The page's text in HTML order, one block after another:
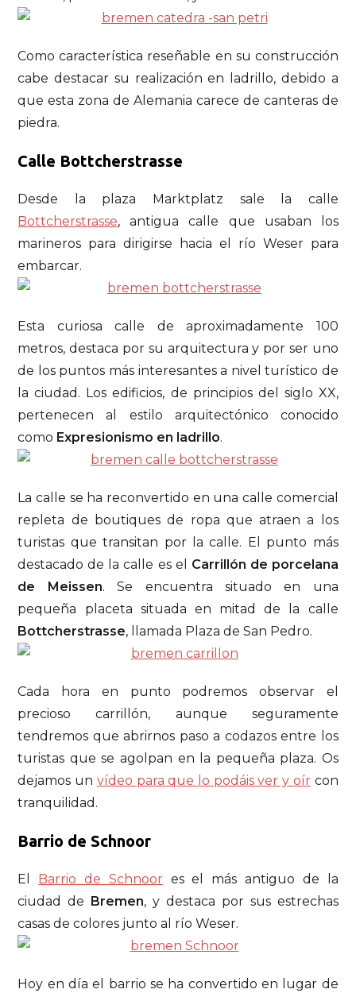
Como característica reseñable en su construcción
cabe destacar su realización en ladrillo, debido a
que esta zona de Alemania carece de canteras de
piedra.
Calle Bottcherstrasse
Desde la plaza Marktplatz sale la calle
Bottcherstrasse, antigua calle que usaban los
marineros para dirigirse hacia el río Weser para
embarcar.
Esta curiosa calle de aproximadamente 100
metros, destaca por su arquitectura y por ser uno
de los puntos más interesantes a nivel turístico de
la ciudad. Los edificios, de principios del siglo XX,
pertenecen al estilo arquitectónico conocido
como Expresionismo en ladrillo.
La calle se ha reconvertido en una calle comercial
repleta de boutiques de ropa que atraen a los
turistas que transitan por la calle. El punto más
destacado de la calle es el Carrillón de porcelana
de Meissen. Se encuentra situado en una
pequeña placeta situada en mitad de la calle
Bottcherstrasse, llamada Plaza de San Pedro.
Cada hora en punto podremos observar el
precioso carrillón, aunque seguramente
tendremos que abrirnos paso a codazos entre los
turistas que se agolpan en la pequeña plaza. Os
dejamos un vídeo para que lo podáis ver y oír con
tranquilidad.
Barrio de Schnoor
El Barrio de Schnoor es el más antiguo de la
ciudad de Bremen, y destaca por sus estrechas
casas de colores junto al río Weser.
Hoy en día el barrio se ha convertido en lugar de